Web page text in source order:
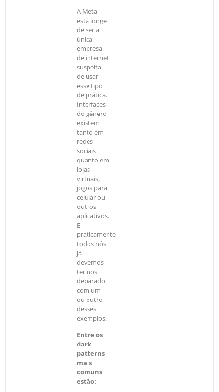
A Meta
está longe
de ser a
única
empresa
de internet
suspeita
de usar
esse tipo
de prática.
Interfaces
do gênero
existem
tanto em
redes
sociais
quanto em
lojas
virtuais,
jogos para
celular ou
outros
aplicativos.
E
praticamente
todos nós
já
devemos
ter nos
deparado
com um
ou outro
desses
exemplos.
Entre os
dark
patterns
mais
comuns
estão: